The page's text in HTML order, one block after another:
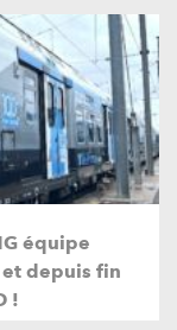
équipe
et depuis fin
!